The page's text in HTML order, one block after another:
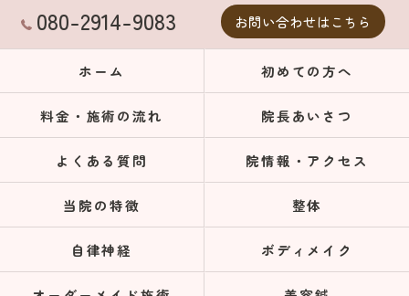
080-2914-9083 お問い合わせはこちら
ホーム 初めての方へ
料金・施術の流れ 院長あいさつ
よくある質問 院情報・アクセス
当院の特徴 整体
自律神経 ボディメイク